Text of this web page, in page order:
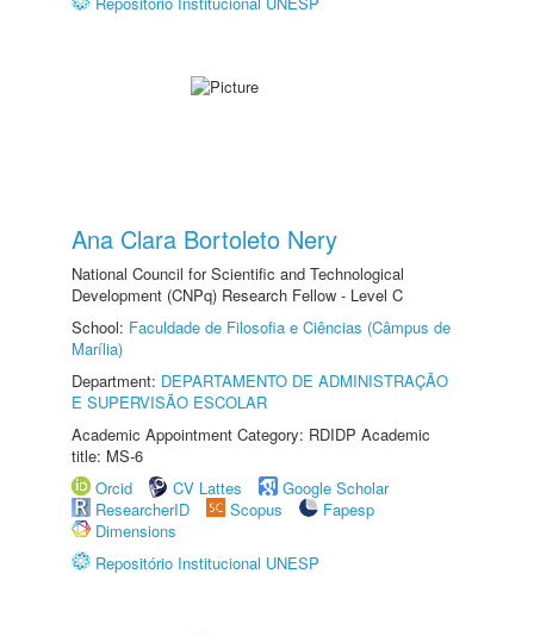
Ana Clara Bortoleto Nery
National Council for Scientific and Technological
Development (CNPq) Research Fellow - Level C
School: Faculdade de Filosofia e Ciências (Câmpus de
Marília)
Department: DEPARTAMENTO DE ADMINISTRAÇÃO
E SUPERVISÃO ESCOLAR
Academic Appointment Category: RDIDP Academic
title: MS-6
Orcid
CV Lattes
Google Scholar
ResearcherID
Scopus
Fapesp
Dimensions
Repositório Institucional UNESP